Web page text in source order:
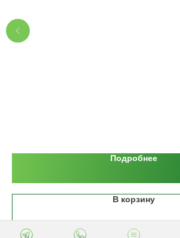
Подробнее
В корзину